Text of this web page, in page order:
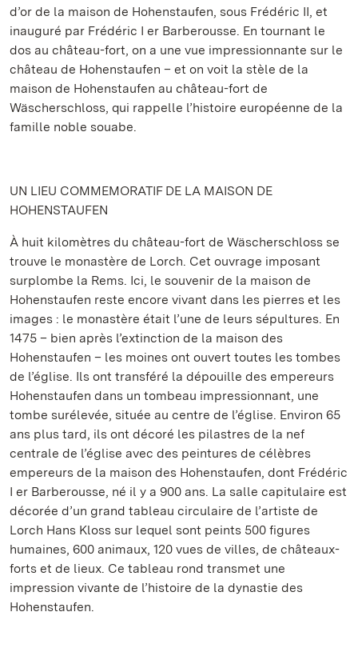
d’or de la maison de Hohenstaufen, sous Frédéric II, et
inauguré par Frédéric I er Barberousse. En tournant le
dos au château-fort, on a une vue impressionnante sur le
château de Hohenstaufen – et on voit la stèle de la
maison de Hohenstaufen au château-fort de
Wäscherschloss, qui rappelle l’histoire européenne de la
famille noble souabe.
UN LIEU COMMEMORATIF DE LA MAISON DE
HOHENSTAUFEN
À huit kilomètres du château-fort de Wäscherschloss se
trouve le monastère de Lorch. Cet ouvrage imposant
surplombe la Rems. Ici, le souvenir de la maison de
Hohenstaufen reste encore vivant dans les pierres et les
images : le monastère était l’une de leurs sépultures. En
1475 – bien après l’extinction de la maison des
Hohenstaufen – les moines ont ouvert toutes les tombes
de l’église. Ils ont transféré la dépouille des empereurs
Hohenstaufen dans un tombeau impressionnant, une
tombe surélevée, située au centre de l’église. Environ 65
ans plus tard, ils ont décoré les pilastres de la nef
centrale de l’église avec des peintures de célèbres
empereurs de la maison des Hohenstaufen, dont Frédéric
I er Barberousse, né il y a 900 ans. La salle capitulaire est
décorée d’un grand tableau circulaire de l’artiste de
Lorch Hans Kloss sur lequel sont peints 500 figures
humaines, 600 animaux, 120 vues de villes, de châteaux-
forts et de lieux. Ce tableau rond transmet une
impression vivante de l’histoire de la dynastie des
Hohenstaufen.